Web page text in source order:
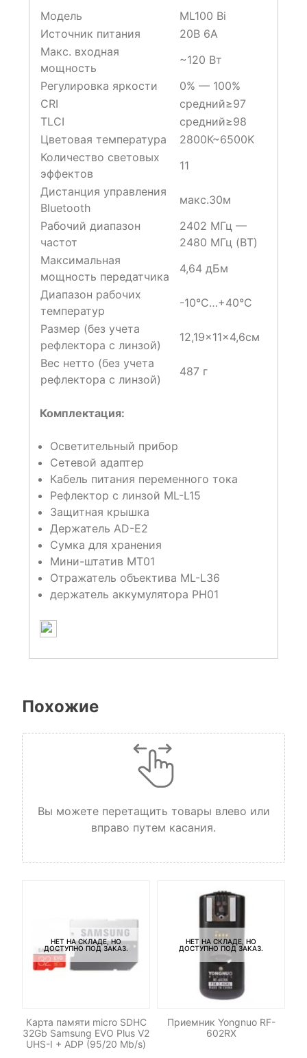
Модель
ML100 Bi
Источник питания
20В 6А
Макс. входная
мощность
~120 Вт
Регулировка яркости
0% — 100%
CRI
средний≥97
TLCI
средний≥98
Цветовая температура
2800К~6500K
Количество световых
эффектов
11
Дистанция управления
Bluetooth
макс.30м
Рабочий диапазон
частот
2402 МГц —
2480 МГц (BT)
Максимальная
мощность передатчика
4,64 дБм
Диапазон рабочих
температур
-10°C…+40°C
Размер (без учета
рефлектора с линзой)
12,19×11×4,6см
Вес нетто (без учета
рефлектора с линзой)
487 г
Комплектация:
Осветительный прибор
Сетевой адаптер
Кабель питания переменного тока
Рефлектор с линзой ML-L15
Защитная крышка
Держатель AD-E2
Сумка для хранения
Мини-штатив MT01
Отражатель объектива ML-L36
держатель аккумулятора PH01
Похожие
Вы можете перетащить товары влево или
вправо путем касания.
НЕТ НА СКЛАДЕ, НО
ДОСТУПНО ПОД ЗАКАЗ.
Карта памяти micro SDHC
32Gb Samsung EVO Plus V2
UHS-I + ADP (95/20 Mb/s)
НЕТ НА СКЛАДЕ, НО
ДОСТУПНО ПОД ЗАКАЗ.
Приемник Yongnuo RF-
602RX